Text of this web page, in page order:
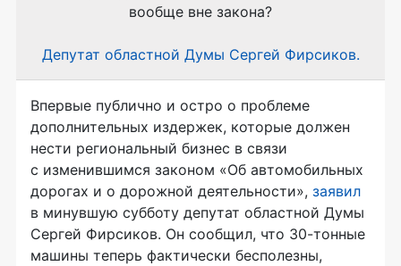
вообще вне закона?
Депутат областной Думы Сергей Фирсиков.
Впервые публично и остро о проблеме
дополнительных издержек, которые должен
нести региональный бизнес в связи
с изменившимся законом «Об автомобильных
дорогах и о дорожной деятельности», заявил
в минувшую субботу депутат областной Думы
Сергей Фирсиков. Он сообщил, что 30-тонные
машины теперь фактически бесполезны,